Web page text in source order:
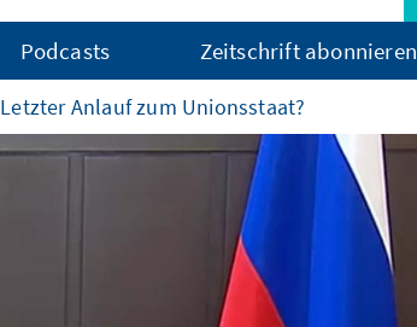
Podcasts Zeitschrift abonnieren
Letzter Anlauf zum Unionsstaat?